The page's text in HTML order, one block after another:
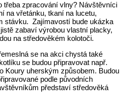
třeba zpracování vlny? Návštěvníci
na vřetánku, tkaní na lucetu,
stávku. Zajímavostí bude ukázka
zabaví výrobou vlastní placky,
na středověkém kolotoči.
se na akci chystá také
se budou připravovat např.
Koury uherským způsobem. Budou
podle původních
představí středověká